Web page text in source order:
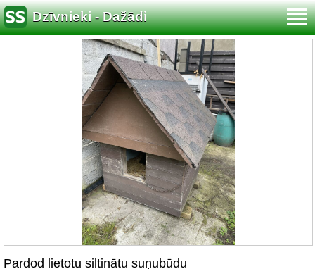
Dzīvnieki - Dažādi
Pardod lietotu siltinātu suņubūdu